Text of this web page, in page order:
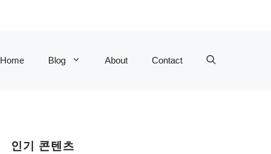
Home Blog About Contact
인기 콘텐츠